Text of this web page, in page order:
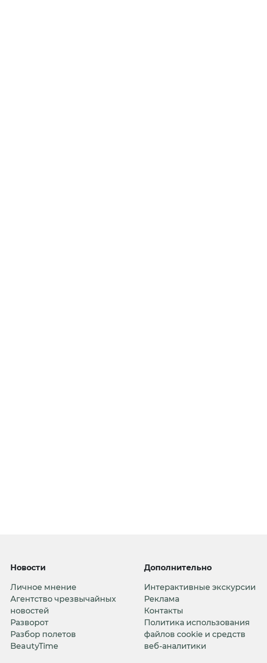
Новости
Личное мнение
Агентство чрезвычайных
новостей
Разворот
Разбор полетов
BeautyTime
Дополнительно
Интерактивные экскурсии
Реклама
Контакты
Политика использования
файлов cookie и средств
веб-аналитики